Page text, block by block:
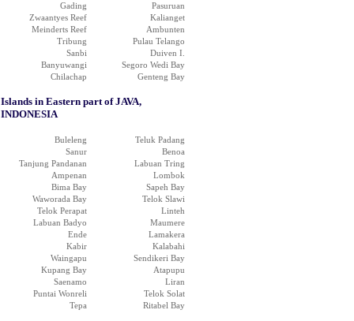
Gading
Pasuruan
Zwaantyes Reef
Kalianget
Meinderts Reef
Ambunten
Tribung
Pulau Telango
Sanbi
Duiven I.
Banyuwangi
Segoro Wedi Bay
Chilachap
Genteng Bay
Islands in Eastern part of JAVA,
INDONESIA
Buleleng
Teluk Padang
Sanur
Benoa
Tanjung Pandanan
Labuan Tring
Ampenan
Lombok
Bima Bay
Sapeh Bay
Waworada Bay
Telok Slawi
Telok Perapat
Linteh
Labuan Badyo
Maumere
Ende
Lamakera
Kabir
Kalabahi
Waingapu
Sendikeri Bay
Kupang Bay
Atapupu
Saenamo
Liran
Puntai Wonreli
Telok Solat
Tepa
Ritabel Bay